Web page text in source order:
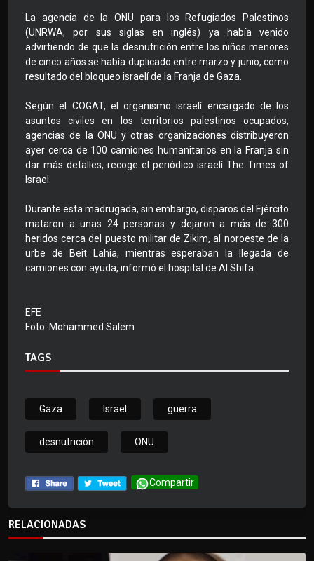
La agencia de la ONU para los Refugiados Palestinos
(UNRWA, por sus siglas en inglés) ya había venido
advirtiendo de que la desnutrición entre los niños menores
de cinco años se había duplicado entre marzo y junio, como
resultado del bloqueo israelí de la Franja de Gaza.
Según el COGAT, el organismo israelí encargado de los
asuntos civiles en los territorios palestinos ocupados,
agencias de la ONU y otras organizaciones distribuyeron
ayer cerca de 100 camiones humanitarios en la Franja sin
dar más detalles, recoge el periódico israelí The Times of
Israel.
Durante esta madrugada, sin embargo, disparos del Ejército
mataron a unas 24 personas y dejaron a más de 300
heridos cerca del puesto militar de Zikim, al noroeste de la
urbe de Beit Lahia, mientras esperaban la llegada de
camiones con ayuda, informó el hospital de Al Shifa.
EFE
Foto: Mohammed Salem
TAGS
Gaza Israel guerra
desnutrición ONU
Compartir
RELACIONADAS